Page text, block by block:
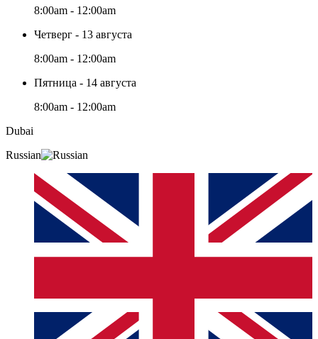
8:00am - 12:00am
Четверг - 13 августа
8:00am - 12:00am
Пятница - 14 августа
8:00am - 12:00am
Dubai
Russian